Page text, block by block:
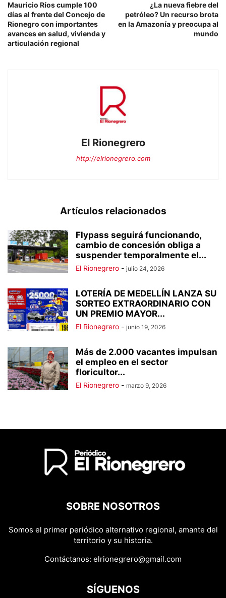
Mauricio Ríos cumple 100
días al frente del Concejo de
Rionegro con importantes
avances en salud, vivienda y
articulación regional
¿La nueva fiebre del
petróleo? Un recurso brota
en la Amazonía y preocupa al
mundo
El Rionegrero
http://elrionegrero.com
Artículos relacionados
Flypass seguirá funcionando,
cambio de concesión obliga a
suspender temporalmente el...
El Rionegrero - julio 24, 2026
LOTERÍA DE MEDELLÍN LANZA SU
SORTEO EXTRAORDINARIO CON
UN PREMIO MAYOR...
El Rionegrero - junio 19, 2026
Más de 2.000 vacantes impulsan
el empleo en el sector
floricultor...
El Rionegrero - marzo 9, 2026
SOBRE NOSOTROS
Somos el primer periódico alternativo regional, amante del
territorio y su historia.
Contáctanos: elrionegrero@gmail.com
SÍGUENOS